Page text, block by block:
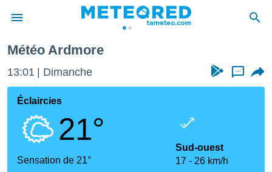
de
Météo Ardmore
13:02 Dimanche ...
Éclaircies
21°
Sensation de 21°
Sud-ouest
17
26 km/h